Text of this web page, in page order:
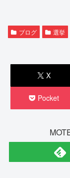
ブログ 選挙
X
Pocket